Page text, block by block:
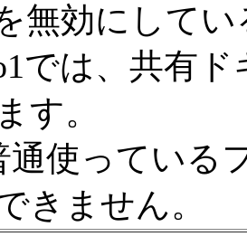
無効にしてい
では、共有
す。
通使っている
きません。